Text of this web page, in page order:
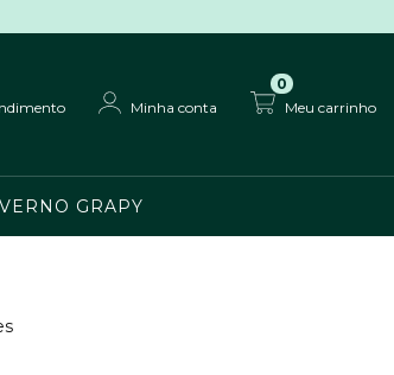
Minha conta Meu carrinho
0
GRAPY